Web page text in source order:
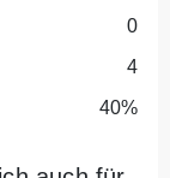
0
4
40%